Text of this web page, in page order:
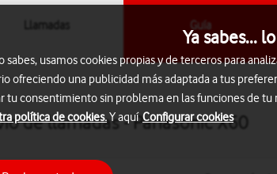
Llamadas Guía
de llamadas - Panasonic X60
Ya sabes...
sabes, usamos cookies propias y de terceros para
ofreciendo una publicidad más adaptada a tus
tu consentimiento sin problema en las funciones de
política de cookies.Y aquíConfigurar cookies